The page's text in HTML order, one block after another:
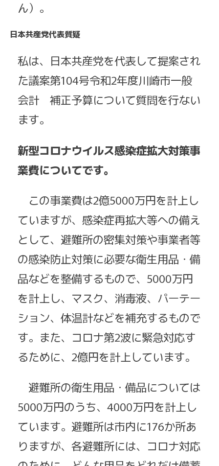
ん）。
日本共産党代表質疑
私は、日本共産党を代表して提案され
た議案第104号令和2年度川崎市一般
会計 補正予算について質問を行ない
ます。
新型コロナウイルス感染症拡大対策事
業費についてです。
この事業費は2億5000万円を計上し
ていますが、感染症再拡大等への備え
として、避難所の密集対策や事業者等
の感染防止対策に必要な衛生用品・備
品などを整備するもので、5000万円
を計上し、マスク、消毒液、パーテー
ション、体温計などを補充するもので
す。また、コロナ第2波に緊急対応す
るために、2億円を計上しています。
避難所の衛生用品・備品については
5000万円のうち、4000万円を計上し
ています。避難所は市内に176か所あ
りますが、各避難所には、コロナ対応